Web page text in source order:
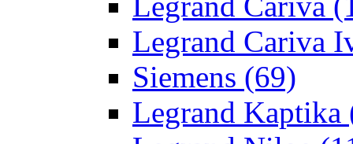
Legrand Cariva
Siemens (69)
Legrand Kaptika